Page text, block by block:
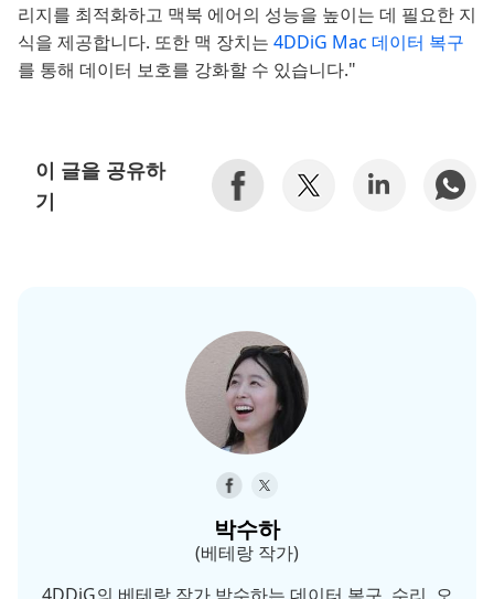
리지를 최적화하고 맥북 에어의 성능을 높이는 데 필요한 지
식을 제공합니다. 또한 맥 장치는 4DDiG Mac 데이터 복구
를 통해 데이터 보호를 강화할 수 있습니다."
이 글을 공유하
기
박수하
(베테랑 작가)
4DDiG의 베테랑 작가 박수하는 데이터 복구, 수리, 오